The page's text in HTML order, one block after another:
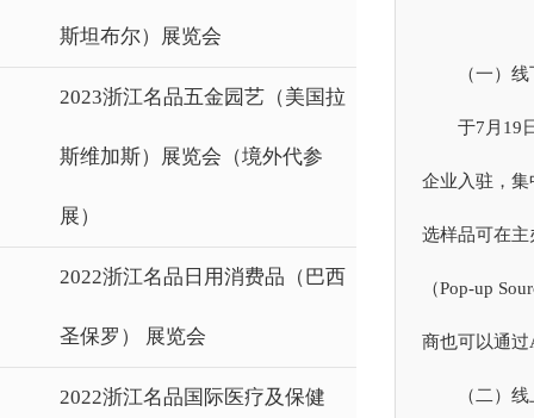
斯坦布尔）展览会
2023浙江名品五金园艺（美国拉
斯维加斯）展览会（境外代参
展）
2022浙江名品日用消费品（巴西
圣保罗） 展览会
2022浙江名品国际医疗及保健
（一）
于7月19
企业入驻，
选样品可在
（Pop-up
商也可以通过
（二）